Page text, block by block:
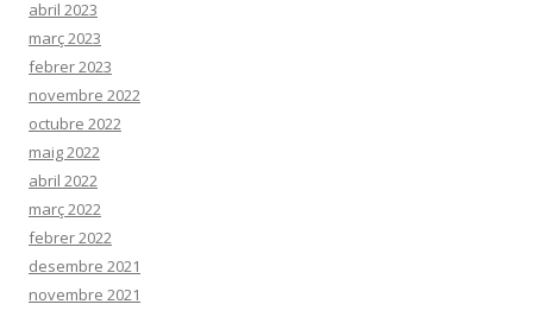
abril 2023
març 2023
febrer 2023
novembre 2022
octubre 2022
maig 2022
abril 2022
març 2022
febrer 2022
desembre 2021
novembre 2021